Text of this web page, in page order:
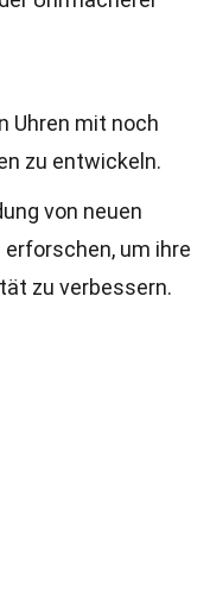
Uhren mit noch
zu entwickeln.
von neuen
um ihre
zu verbessern.